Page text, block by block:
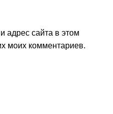
адрес сайта в этом
моих комментариев.